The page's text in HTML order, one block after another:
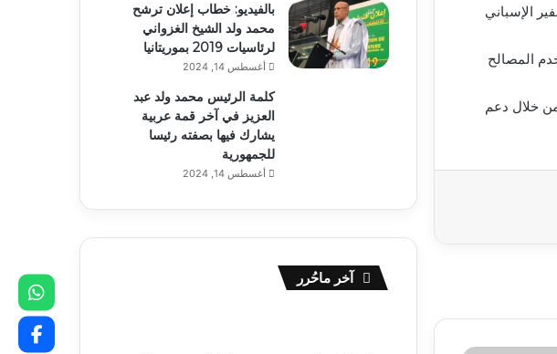
الإسباني
المصالح
من خلال دعم
بالفيديو: خطاب إعلان ترشح
محمد ولد الشيخ الغزواني
لرئاسيات 2019 بموريتانيا
أغسطس 14, 2024
كلمة الرئيس محمد ولد عبد
العزيز في آخر قمة عربية
يشارك فيها بصفته رئيسا
للجمهورية
أغسطس 14, 2024
آخر ماحُرر